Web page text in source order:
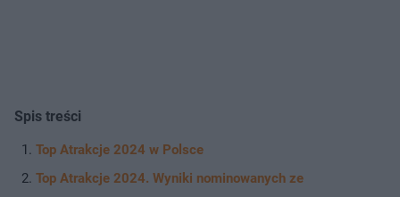
Spis treści
Top Atrakcje 2024 w Polsce
Top Atrakcje 2024. Wyniki nominowanych ze